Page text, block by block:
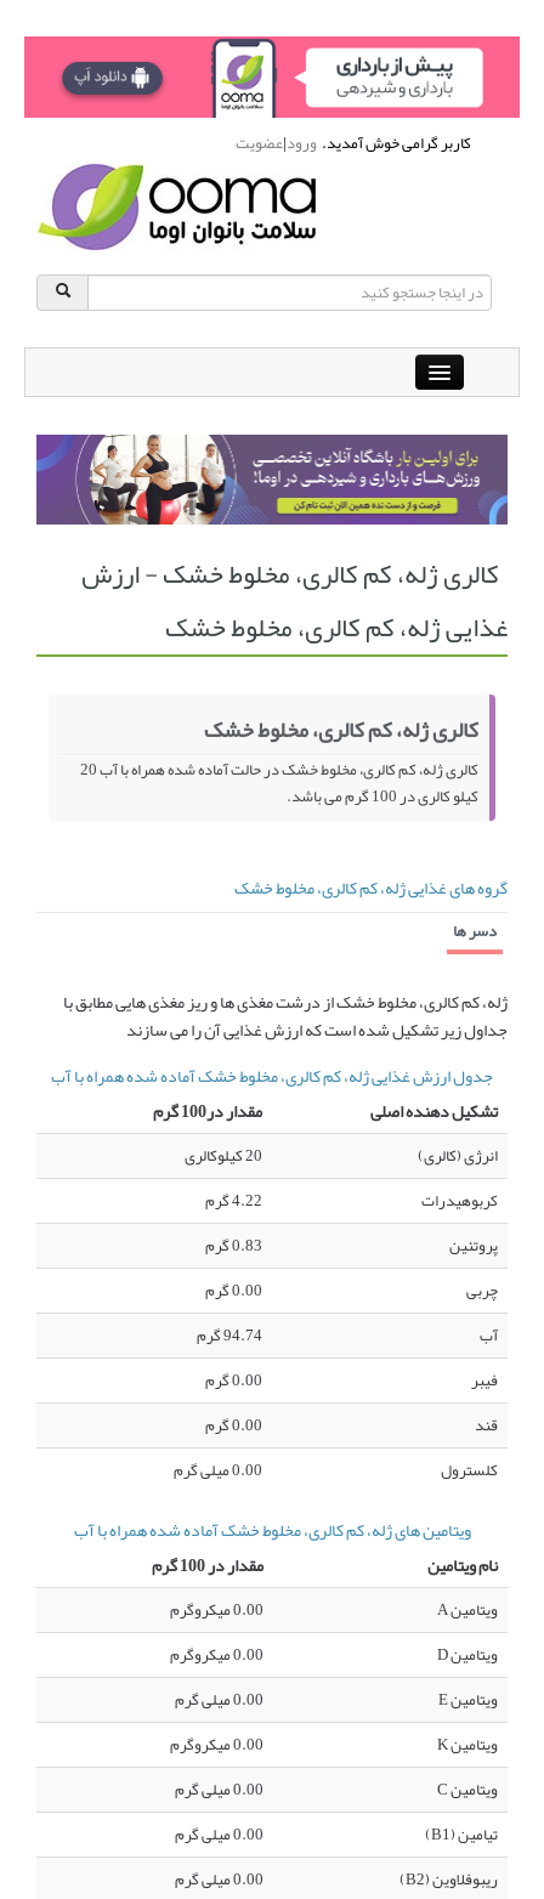
کاربر گرامی خوش آمدید.ورود|عضویت
باشگاه آنلاین ورزشی اوما
دانشنامه سلامت بانوان پرسش و پاسخ
انجمن متخصصین زنان و اوما انتخاب نام کودک
فهرست مواد غذایی اپلیکیشن بارداری و کودک اوما
کالری ژله، کم کالری، مخلوط خشک - ارزش
غذایی ژله، کم کالری، مخلوط خشک
کالری ژله، کم کالری، مخلوط خشک
کالری ژله، کم کالری، مخلوط خشک در حالت آماده شده همراه با آب 20
کیلو کالری در 100 گرم می باشد.
گروه های غذایی ژله، کم کالری، مخلوط خشک
دسر ها
ژله، کم کالری، مخلوط خشک از درشت مغذی ها و ریز مغذی هایی مطابق با
جداول زیر تشکیل شده است که ارزش غذایی آن را می سازند
جدول ارزش غذایی ژله، کم کالری، مخلوط خشک آماده شده همراه با آب
تشکیل دهنده اصلی
مقدار در100 گرم
انرژی (کالری)
20 کیلوکالری
کربوهیدرات
4.22 گرم
پروتئین
0.83 گرم
چربی
0.00 گرم
آب
94.74 گرم
فیبر
0.00 گرم
قند
0.00 گرم
کلسترول
0.00 میلی گرم
ویتامین های ژله، کم کالری، مخلوط خشک آماده شده همراه با آب
نام ویتامین
مقدار در 100 گرم
ویتامین A
0.00 میکروگرم
ویتامین D
0.00 میکروگرم
ویتامین E
0.00 میلی گرم
ویتامین K
0.00 میکروگرم
ویتامین C
0.00 میلی گرم
تیامین (B1)
0.00 میلی گرم
ریبوفلاوین (B2)
0.00 میلی گرم